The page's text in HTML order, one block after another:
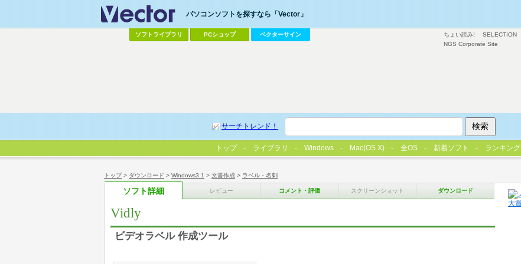
トップ> ダウンロード > Windows3.1 > 文書作成 > ラベル・名刺
ソフト詳細 レビュー コメント・評価 スクリーンショット ダウンロード
Vidly
ビデオラベル 作成ツール
ちょい読み! SELECTION
NGS Corporate Site
パソコンソフトを探すなら「Vector」
ソフトライブラリ PCショップ ベクターサイン
サーチトレンド！
トップ ライブラリ Windows Mac(OS X) 全OS 新着ソフト ランキング